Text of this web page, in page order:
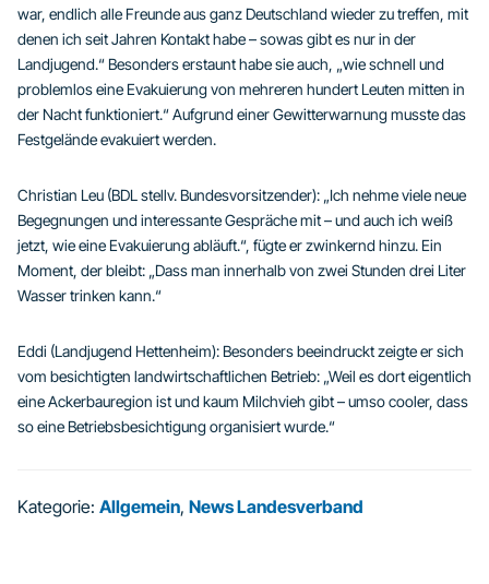
war, endlich alle Freunde aus ganz Deutschland wieder zu treffen, mit
denen ich seit Jahren Kontakt habe – sowas gibt es nur in der
Landjugend.“ Besonders erstaunt habe sie auch, „wie schnell und
problemlos eine Evakuierung von mehreren hundert Leuten mitten in
der Nacht funktioniert.“ Aufgrund einer Gewitterwarnung musste das
Festgelände evakuiert werden.
Christian Leu (BDL stellv. Bundesvorsitzender): „Ich nehme viele neue
Begegnungen und interessante Gespräche mit – und auch ich weiß
jetzt, wie eine Evakuierung abläuft.“, fügte er zwinkernd hinzu. Ein
Moment, der bleibt: „Dass man innerhalb von zwei Stunden drei Liter
Wasser trinken kann.“
Eddi (Landjugend Hettenheim): Besonders beeindruckt zeigte er sich
vom besichtigten landwirtschaftlichen Betrieb: „Weil es dort eigentlich
eine Ackerbauregion ist und kaum Milchvieh gibt – umso cooler, dass
so eine Betriebsbesichtigung organisiert wurde.“
Kategorie: Allgemein, News Landesverband